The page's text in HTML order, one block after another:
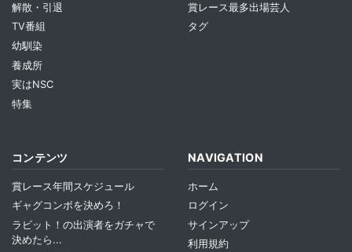
解散・引退
TV番組
幼馴染
養成所
実はNSC
特集
賞レース最多出場芸人
タグ
コンテンツ
賞レース年間スケジュール
ギャグコンボを決めろ！
ラビット！の出演者をガチャで
決めたら...
NAVIGATION
ホーム
ログイン
サインアップ
利用規約